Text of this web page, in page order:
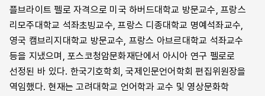
플브라이트 펠로 자격으로 미국 하버드대학교 방문교수, 프랑스
리모주대학교 석좌초빙교수, 프랑스 디종대학교 명예석좌교수,
영국 캠브리지대학교 방문교수, 프랑스 아브르대학교 석좌교수
등을 지냈으며, 포스코청암문화재단에서 아시아 연구 펠로로
선정된 바 있다. 한국기호학회, 국제인문언어학회 편집위원장을
역임했다. 현재는 고려대학교 언어학과 교수 및 영상문화학